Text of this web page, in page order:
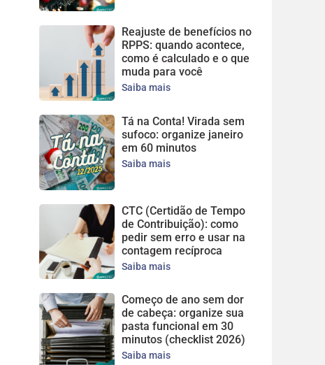
Reajuste de benefícios no
RPPS: quando acontece,
como é calculado e o que
muda para você
Saiba mais
Tá na Conta! Virada sem
sufoco: organize janeiro
em 60 minutos
Saiba mais
CTC (Certidão de Tempo
de Contribuição): como
pedir sem erro e usar na
contagem recíproca
Saiba mais
Começo de ano sem dor
de cabeça: organize sua
pasta funcional em 30
minutos (checklist 2026)
Saiba mais